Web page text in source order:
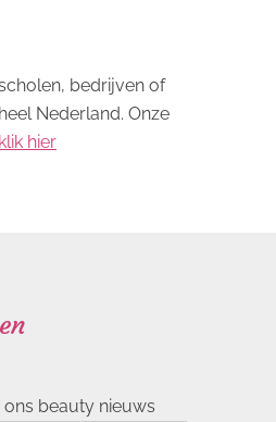
bedrijven of
Nederland. Onze
klik hier
beauty nieuws